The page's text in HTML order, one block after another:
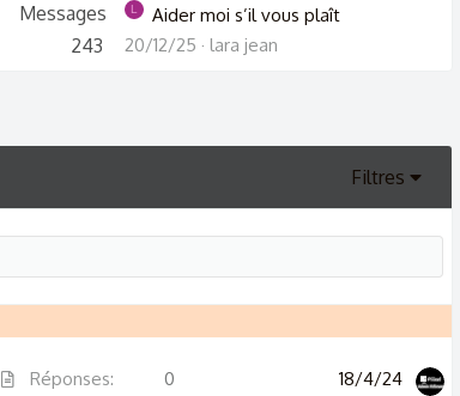
Messages
243
L
Aider moi s’il vous plaît
20/12/25
lara jean
Filtres
A
Réponses 0 18/4/24